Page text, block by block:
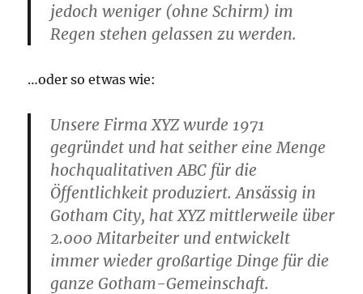
jedoch weniger (ohne Schirm) im
Regen stehen gelassen zu werden.
…oder so etwas wie:
Unsere Firma XYZ wurde 1971
gegründet und hat seither eine Menge
hochqualitativen ABC für die
Öffentlichkeit produziert. Ansässig in
Gotham City, hat XYZ mittlerweile über
2.000 Mitarbeiter und entwickelt
immer wieder großartige Dinge für die
ganze Gotham-Gemeinschaft.